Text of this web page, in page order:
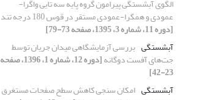
الگوی آبشستگی پیرامون گروه پایه سه تایی واگرا-
عمودی و همگرا-عمودی مستقر در قوس 180 درجه تند
[دوره 11، شماره 3، 1395، صفحه 73-79]
آبشستگی بررسی آزمایشگاهی میدان جریان توسط
جت‌های آفست دوگانه [دوره 12، شماره 1، 1396، صفحه
23-42]
آبشستگی امکان سنجی کاهش سطح صفحات مستغرق